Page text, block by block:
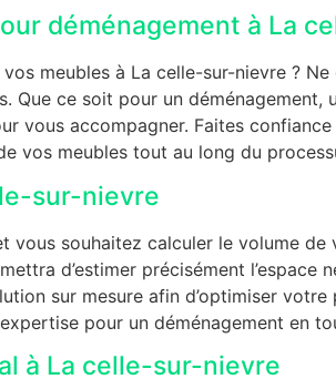
déménagement à La
meubles à La celle-sur-nievre ?
Que ce soit pour un
vous accompagner. Faites
vos meubles tout au long du
sur-nievre
vous souhaitez calculer le volume
d’estimer précisément
sur mesure afin d’optimiser
pour un déménagement en
à La celle-sur-nievre